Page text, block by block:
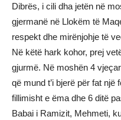
Dibrës, i cili dha jetën në
gjermanë në Llokëm të
respekt dhe mirënjohje të
Në këtë hark kohor, prej
gjurmë. Në moshën 4
që mund t’i bjerë për fat
fillimisht e ëma dhe 6 ditë
Babai i Ramizit, Mehmeti,